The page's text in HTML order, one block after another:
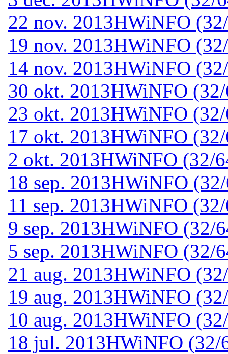
22 nov. 2013HWiNFO
19 nov. 2013HWiNFO
14 nov. 2013HWiNFO
30 okt. 2013HWiNFO
23 okt. 2013HWiNFO
17 okt. 2013HWiNFO
2 okt. 2013HWiNFO (32/
18 sep. 2013HWiNFO
11 sep. 2013HWiNFO
9 sep. 2013HWiNFO (32/
5 sep. 2013HWiNFO (32/
21 aug. 2013HWiNFO
19 aug. 2013HWiNFO
10 aug. 2013HWiNFO
18 jul. 2013HWiNFO (32/